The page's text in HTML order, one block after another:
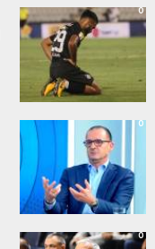
0
0
0